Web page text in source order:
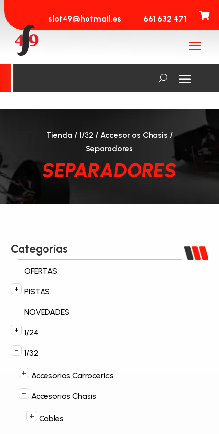
slot49@hotmail.es 661 632 471 
Tienda / 1/32 / Accesorios Chasis /
Separadores
SEPARADORES
Categorías
OFERTAS
PISTAS
NOVEDADES
1/24
1/32
Accesorios Carrocerias
Accesorios Chasis
Cables